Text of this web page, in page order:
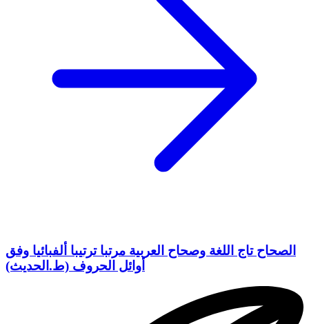
الصحاح تاج اللغة وصحاح العربية مرتبا ترتيبا ألفبائيا وفق
أوائل الحروف (ط.الحديث)